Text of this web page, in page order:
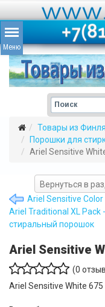
Товары из
Порошки для
Ariel Sensitive
Вернуться в
Ariel Sensitive Color
Ariel Traditional XL Pack
стиральный порошок
Ariel Sensitive
(0
Ariel Sensitive White 675